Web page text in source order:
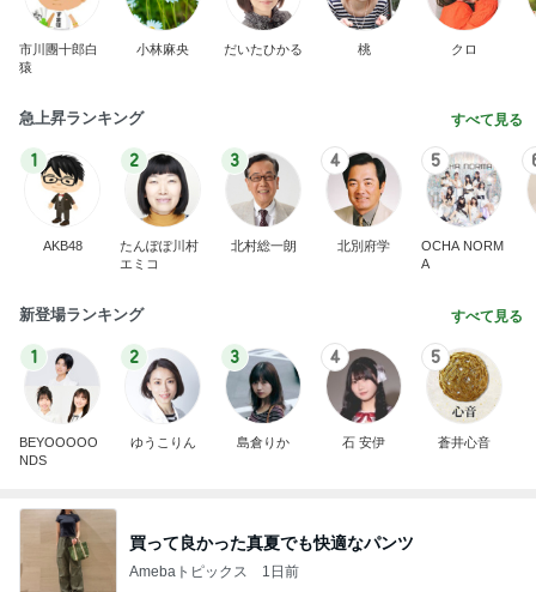
市川團十郎白
猿
小林麻央 だいたひかる 桃 クロ
急上昇ランキング すべて見る
1
AKB48
2
たんぽぽ川村
エミコ
3
北村総一朗
4
北別府学
5
OCHA NORM
A
新登場ランキング すべて見る
1
BEYOOOOO
NDS
2
ゆうこりん
3
島倉りか
4
石 安伊
5
蒼井心音
買って良かった真夏でも快適なパンツ
Amebaトピックス 1日前